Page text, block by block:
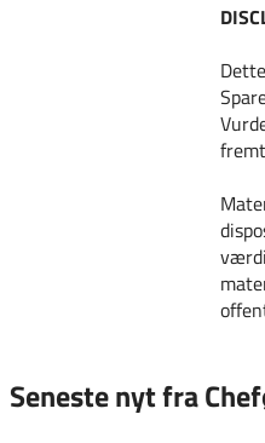
Seneste nyt fra